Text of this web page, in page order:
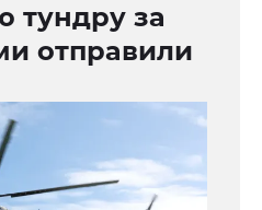
тундру за
отправили